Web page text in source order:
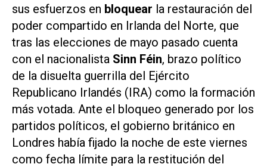
sus esfuerzos en bloquear la restauración del
poder compartido en Irlanda del Norte, que
tras las elecciones de mayo pasado cuenta
con el nacionalista Sinn Féin, brazo político
de la disuelta guerrilla del Ejército
Republicano Irlandés (IRA) como la formación
más votada. Ante el bloqueo generado por los
partidos políticos, el gobierno británico en
Londres había fijado la noche de este viernes
como fecha límite para la restitución del